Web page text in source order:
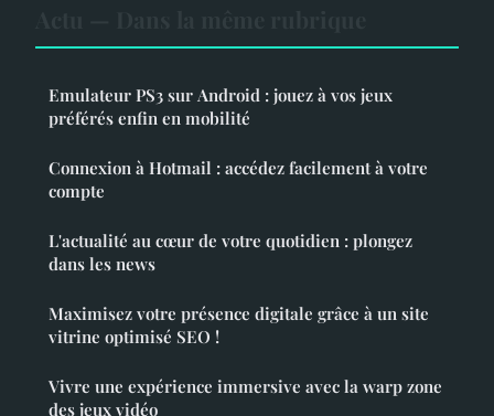
Emulateur PS3 sur Android : jouez à vos jeux
préférés enfin en mobilité
Connexion à Hotmail : accédez facilement à votre
compte
L'actualité au cœur de votre quotidien : plongez
dans les news
Maximisez votre présence digitale grâce à un site
vitrine optimisé SEO !
Vivre une expérience immersive avec la warp zone
des jeux vidéo